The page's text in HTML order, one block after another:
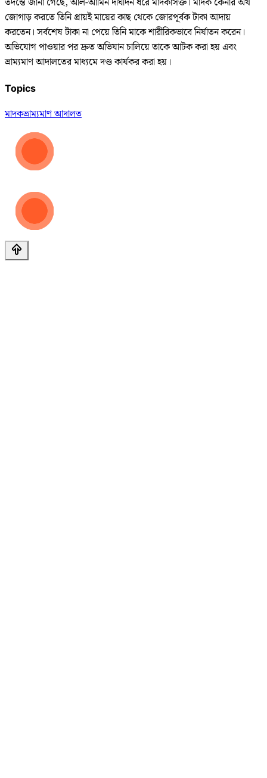
জোগাড় করতে তিনি প্রায়ই মায়ের কাছ থেকে জোরপূর্বক টাকা আদায়
করতেন। সর্বশেষ টাকা না পেয়ে তিনি মাকে শারীরিকভাবে নির্যাতন করেন।
অভিযোগ পাওয়ার পর দ্রুত অভিযান চালিয়ে তাকে আটক করা হয় এবং
ভ্রাম্যমাণ আদালতের মাধ্যমে দণ্ড কার্যকর করা হয়।
Topics
মাদকভ্রাম্যমাণ আদালত